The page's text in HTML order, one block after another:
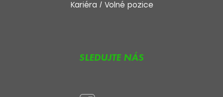
Kariéra / Volné pozice
SLEDUJTE NÁS